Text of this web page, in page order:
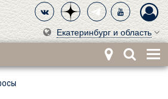
Екатеринбург и область